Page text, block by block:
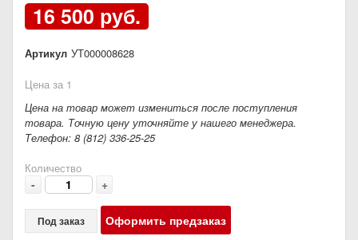
16 500 руб.
Артикул УТ000008628
Цена за 1
Цена на товар может измениться после поступления
товара. Точную цену уточняйте у нашего менеджера.
Телефон: 8 (812) 336-25-25
Количество
- +
Под заказ Оформить предзаказ